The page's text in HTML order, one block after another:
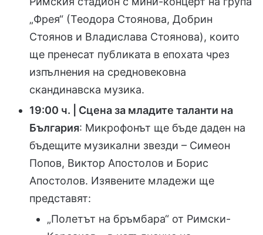
„Фрея“ (Теодора Стоянова, Добрин
Стоянов и Владислава Стоянова), които
ще пренесат публиката в епохата чрез
изпълнения на средновековна
скандинавска музика.
19:00 ч. | Сцена за младите таланти на
България: Микрофонът ще бъде даден на
бъдещите музикални звезди – Симеон
Попов, Виктор Апостолов и Борис
Апостолов. Изявените младежи ще
представят:
„Полетът на бръмбара“ от Римски-